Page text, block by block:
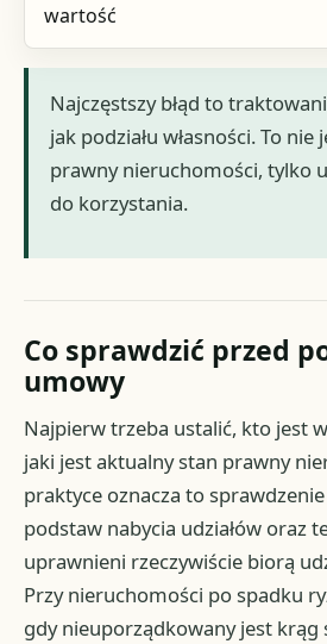
wartość
Najczęstszy błąd to
jak podziału własności. To nie
prawny nieruchomości, tylko
do korzystania.
Co sprawdzić przed
umowy
Najpierw trzeba ustalić, kto jest
jaki jest aktualny stan prawny
praktyce oznacza to
podstaw nabycia udziałów oraz
uprawnieni rzeczywiście biorą
Przy nieruchomości po spadku
gdy nieuporządkowany jest